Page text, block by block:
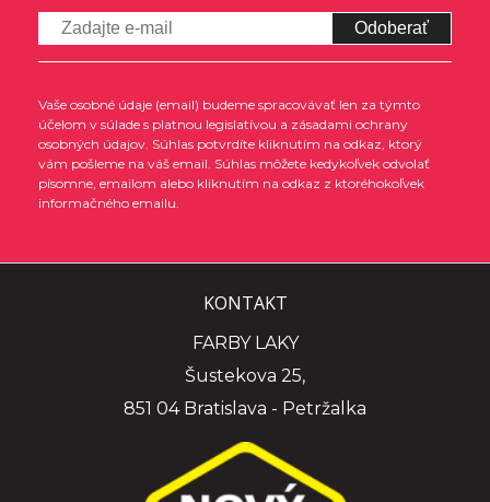
Odoberať
Vaše osobné údaje (email) budeme spracovávať len za týmto
účelom v súlade s platnou legislatívou a zásadami ochrany
osobných údajov. Súhlas potvrdíte kliknutím na odkaz, ktorý
vám pošleme na váš email. Súhlas môžete kedykoľvek odvolať
písomne, emailom alebo kliknutím na odkaz z ktoréhokoľvek
informačného emailu.
KONTAKT
FARBY LAKY
Šustekova 25,
851 04 Bratislava - Petržalka